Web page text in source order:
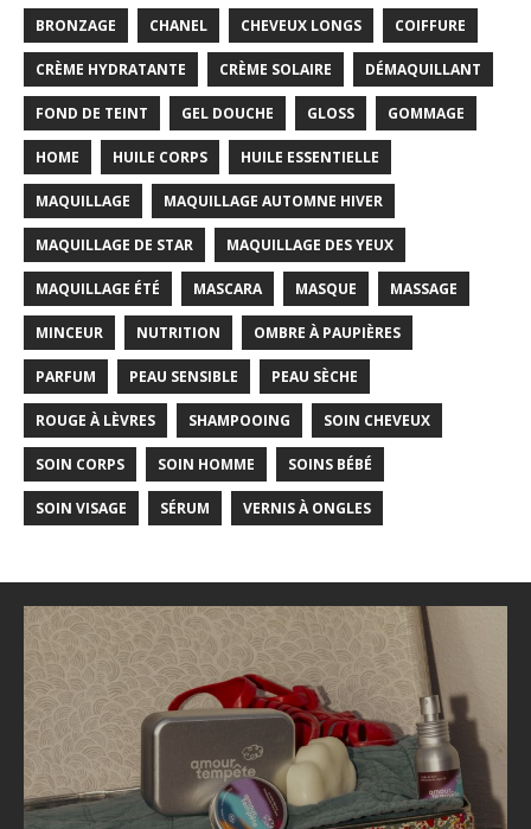
BRONZAGE CHANEL CHEVEUX LONGS COIFFURE
CRÈME HYDRATANTE CRÈME SOLAIRE DÉMAQUILLANT
FOND DE TEINT GEL DOUCHE GLOSS GOMMAGE
HOME HUILE CORPS HUILE ESSENTIELLE
MAQUILLAGE MAQUILLAGE AUTOMNE HIVER
MAQUILLAGE DE STAR MAQUILLAGE DES YEUX
MAQUILLAGE ÉTÉ MASCARA MASQUE MASSAGE
MINCEUR NUTRITION OMBRE À PAUPIÈRES
PARFUM PEAU SENSIBLE PEAU SÈCHE
ROUGE À LÈVRES SHAMPOOING SOIN CHEVEUX
SOIN CORPS SOIN HOMME SOINS BÉBÉ
SOIN VISAGE SÉRUM VERNIS À ONGLES